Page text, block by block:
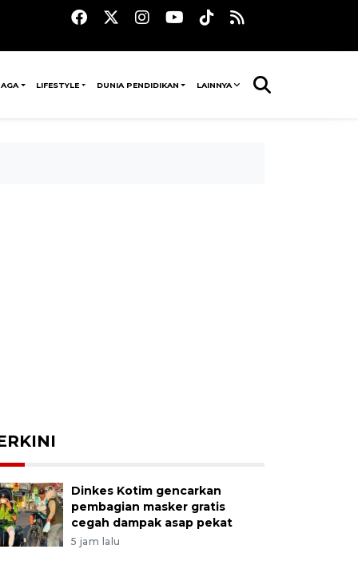
LIFESTYLE DUNIA PENDIDIKAN LAINNYA
Dinkes Kotim gencarkan
pembagian masker gratis
cegah dampak asap pekat
5 jam lalu